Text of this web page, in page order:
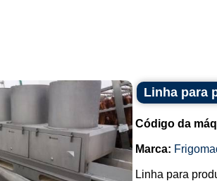
Linha para
Código da
Marca:
Linha para